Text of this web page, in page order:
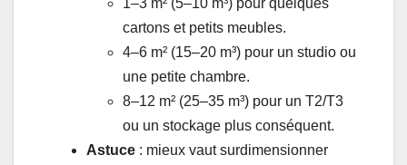
cartons et petits meubles.
4–6 m² (15–20 m³) pour un studio ou
une petite chambre.
8–12 m² (25–35 m³) pour un T2/T3
ou un stockage plus conséquent.
Astuce : mieux vaut surdimensionner